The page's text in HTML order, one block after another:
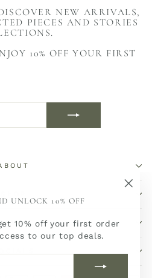
UNLOCK 10% OFF
10% off your first order
to our top deals.
NEW ARRIVALS,
PIECES AND STORIES
10% OFF YOUR FIRST